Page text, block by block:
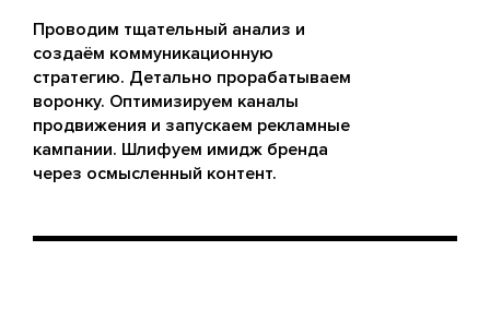
Проводим тщательный анализ и
создаём коммуникационную
стратегию. Детально прорабатываем
воронку. Оптимизируем каналы
продвижения и запускаем рекламные
кампании. Шлифуем имидж бренда
через осмысленный контент.